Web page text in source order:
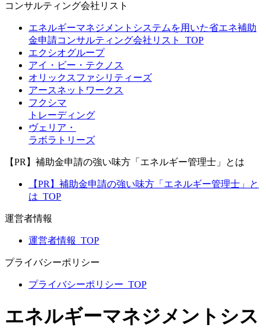
コンサルティング会社リスト
エネルギーマネジメントシステムを用いた省エネ補助
金申請コンサルティング会社リスト_TOP
エクシオグループ
アイ・ビー・テクノス
オリックスファシリティーズ
アースネットワークス
フクシマ
トレーディング
ヴェリア・
ラボラトリーズ
【PR】補助金申請の強い味方「エネルギー管理士」とは
【PR】補助金申請の強い味方「エネルギー管理士」と
は_TOP
運営者情報
運営者情報_TOP
プライバシーポリシー
プライバシーポリシー_TOP
エネルギーマネジメントシス